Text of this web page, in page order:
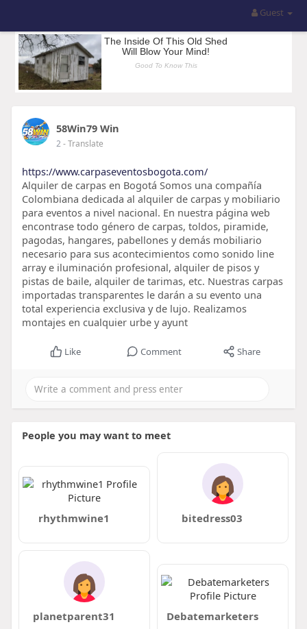
Guest
58Win79 Win
2- Translate
https://www.carpaseventosbogota.com/
Alquiler de carpas en Bogotá Somos una compañía
Colombiana dedicada al alquiler de carpas y mobiliario
para eventos a nivel nacional. En nuestra página web
encontrase todo género de carpas, toldos, piramide,
pagodas, hangares, pabellones y demás mobiliario
necesario para sus acontecimientos como sonido line
array e iluminación profesional, alquiler de pisos y
pistas de baile, alquiler de tarimas, etc. Nuestras carpas
importadas transparentes le darán a su evento una
total experiencia exclusiva y de lujo. Realizamos
montajes en cualquier urbe y ayunt
Like Comment Share
People you may want to meet
rhythmwine1 bitedress03
planetparent31 Debatemarketers